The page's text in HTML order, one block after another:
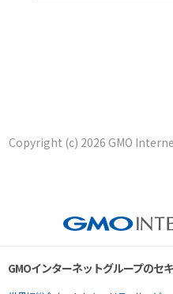
Copyright (c) 2026 GMO
GMOインターネットグループのセ